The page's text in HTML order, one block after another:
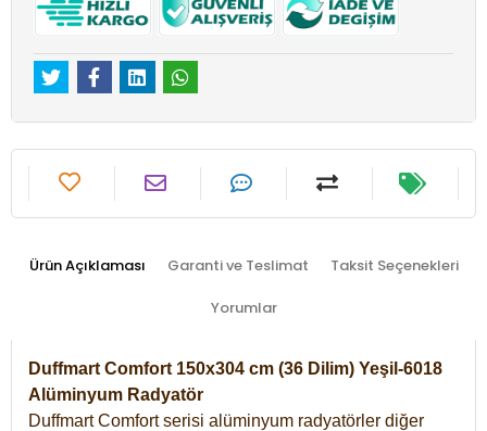
Ürün Açıklaması Garanti ve Teslimat Taksit Seçenekleri
Yorumlar
Duffmart Comfort 150x304 cm (36 Dilim) Yeşil-6018
Alüminyum Radyatör
Duffmart Comfort serisi alüminyum radyatörler diğer